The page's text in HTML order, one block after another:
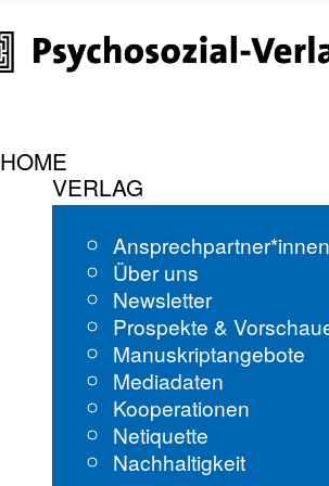
HOME
VERLAG
Über uns
Newsletter
Prospekte &
Manuskriptangebote
Mediadaten
Kooperationen
Netiquette
Nachhaltigkeit